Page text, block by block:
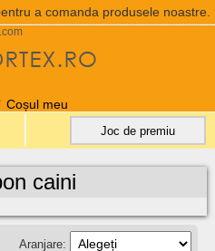
a comanda produsele noastre.
Coșul meu
Joc de premiu
caini
Aranjare: